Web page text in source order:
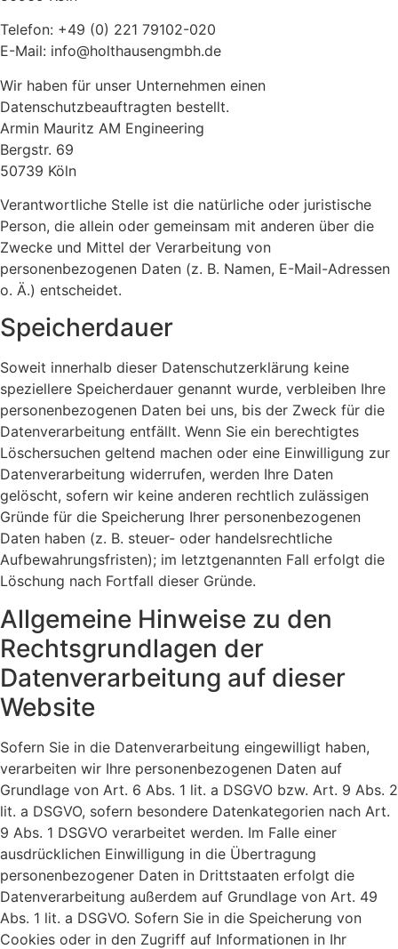
Telefon: +49 (0) 221 79102-020
E-Mail: info@holthausengmbh.de
Wir haben für unser Unternehmen einen
Datenschutzbeauftragten bestellt.
Armin Mauritz AM Engineering
Bergstr. 69
50739 Köln
Verantwortliche Stelle ist die natürliche oder juristische
Person, die allein oder gemeinsam mit anderen über die
Zwecke und Mittel der Verarbeitung von
personenbezogenen Daten (z. B. Namen, E-Mail-Adressen
o. Ä.) entscheidet.
Speicherdauer
Soweit innerhalb dieser Datenschutzerklärung keine
speziellere Speicherdauer genannt wurde, verbleiben Ihre
personenbezogenen Daten bei uns, bis der Zweck für die
Datenverarbeitung entfällt. Wenn Sie ein berechtigtes
Löschersuchen geltend machen oder eine Einwilligung zur
Datenverarbeitung widerrufen, werden Ihre Daten
gelöscht, sofern wir keine anderen rechtlich zulässigen
Gründe für die Speicherung Ihrer personenbezogenen
Daten haben (z. B. steuer- oder handelsrechtliche
Aufbewahrungsfristen); im letztgenannten Fall erfolgt die
Löschung nach Fortfall dieser Gründe.
Allgemeine Hinweise zu den
Rechtsgrundlagen der
Datenverarbeitung auf dieser
Website
Sofern Sie in die Datenverarbeitung eingewilligt haben,
verarbeiten wir Ihre personenbezogenen Daten auf
Grundlage von Art. 6 Abs. 1 lit. a DSGVO bzw. Art. 9 Abs. 2
lit. a DSGVO, sofern besondere Datenkategorien nach Art.
9 Abs. 1 DSGVO verarbeitet werden. Im Falle einer
ausdrücklichen Einwilligung in die Übertragung
personenbezogener Daten in Drittstaaten erfolgt die
Datenverarbeitung außerdem auf Grundlage von Art. 49
Abs. 1 lit. a DSGVO. Sofern Sie in die Speicherung von
Cookies oder in den Zugriff auf Informationen in Ihr